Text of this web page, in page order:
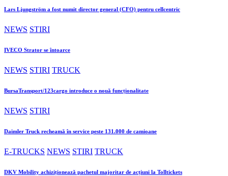
Lars Ljungström a fost numit director general (CFO) pentru cellcentric
NEWS STIRI
IVECO Strator se întoarce
NEWS STIRI TRUCK
BursaTransport/123cargo introduce o nouă funcționalitate
NEWS STIRI
Daimler Truck recheamă în service peste 131.000 de camioane
E-TRUCKS NEWS STIRI TRUCK
DKV Mobility achiziționează pachetul majoritar de acțiuni la Tolltickets